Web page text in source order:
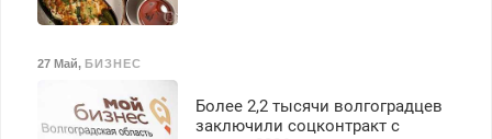
27 Май, БИЗНЕС
Более 2,2 тысячи волгоградцев
заключили соцконтракт с